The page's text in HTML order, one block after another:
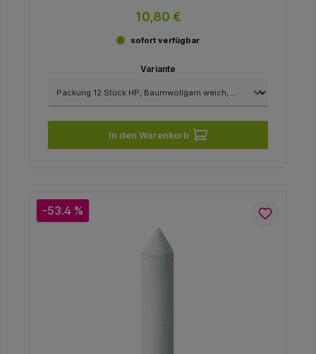
10,80 €
sofort verfügbar
Variante
In den Warenkorb
-53.4 %